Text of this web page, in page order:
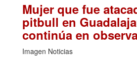
Mujer que fue
pitbull en
continúa en
Imagen Noticias